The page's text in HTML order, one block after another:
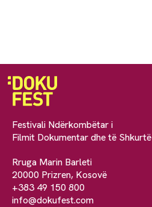
Festivali Ndërkombëtar i
Filmit Dokumentar dhe të Shkurtë
Rruga Marin Barleti
20000 Prizren, Kosovë
+383 49 150 800
info@dokufest.com